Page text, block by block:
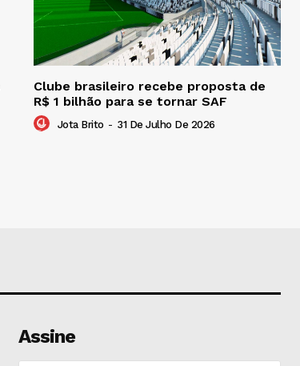
Clube brasileiro recebe proposta de
R$ 1 bilhão para se tornar SAF
Jota Brito - 31 De Julho De 2026
Assine